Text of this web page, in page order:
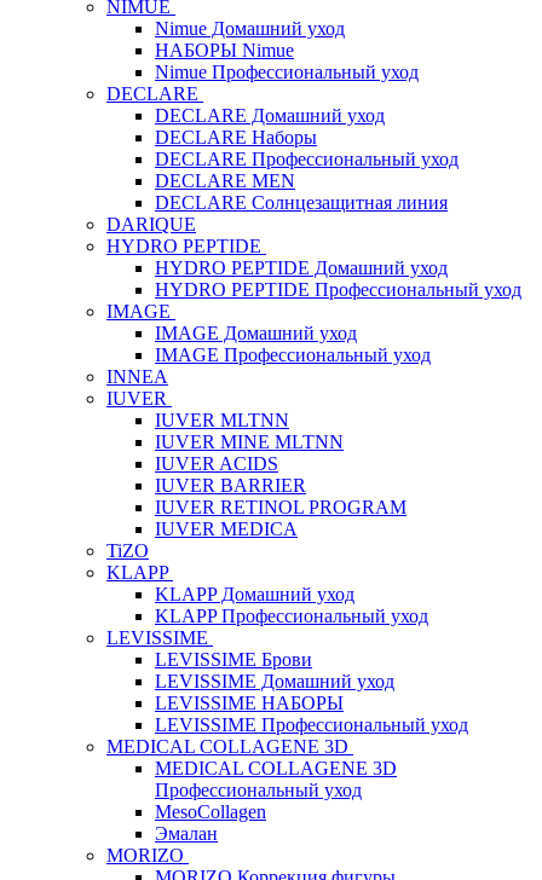
NIMUE
Nimue Домашний уход
НАБОРЫ Nimue
Nimue Профессиональный уход
DECLARE
DECLARE Домашний уход
DECLARE Наборы
DECLARE Профессиональный уход
DECLARE MEN
DECLARE Солнцезащитная линия
DARIQUE
HYDRO PEPTIDE
HYDRO PEPTIDE Домашний уход
HYDRO PEPTIDE Профессиональный уход
IMAGE
IMAGE Домашний уход
IMAGE Профессиональный уход
INNEA
IUVER
IUVER MLTNN
IUVER MINE MLTNN
IUVER ACIDS
IUVER BARRIER
IUVER RETINOL PROGRAM
IUVER MEDICA
TiZO
KLAPP
KLAPP Домашний уход
KLAPP Профессиональный уход
LEVISSIME
LEVISSIME Брови
LEVISSIME Домашний уход
LEVISSIME НАБОРЫ
LEVISSIME Профессиональный уход
MEDICAL COLLAGENE 3D
MEDICAL COLLAGENE 3D
Профессиональный уход
MesoCollagen
Эмалан
MORIZO